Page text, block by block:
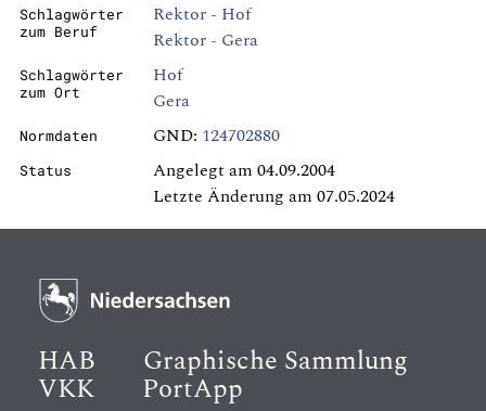
Schlagwörter
zum Beruf
Rektor - Hof
Rektor - Gera
Schlagwörter
zum Ort
Hof
Gera
Normdaten GND: 124702880
Status
Angelegt am 04.09.2004
Letzte Änderung am 07.05.2024
HAB Graphische Sammlung
VKK PortApp